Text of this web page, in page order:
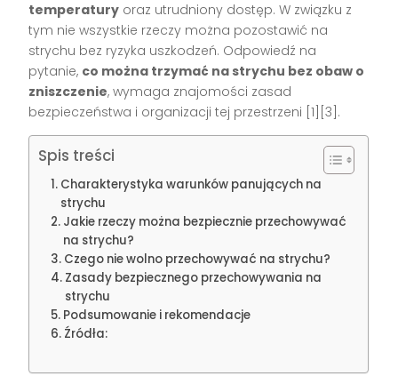
temperatury oraz utrudniony dostęp. W związku z
tym nie wszystkie rzeczy można pozostawić na
strychu bez ryzyka uszkodzeń. Odpowiedź na
pytanie, co można trzymać na strychu bez obaw o
zniszczenie, wymaga znajomości zasad
bezpieczeństwa i organizacji tej przestrzeni [1][3] .
Spis treści
Charakterystyka warunków panujących na
strychu
Jakie rzeczy można bezpiecznie przechowywać
na strychu?
Czego nie wolno przechowywać na strychu?
Zasady bezpiecznego przechowywania na
strychu
Podsumowanie i rekomendacje
Źródła: